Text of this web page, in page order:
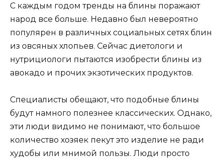
С каждым годом тренды на блины поражают
народ все больше. Недавно был невероятно
популярен в различных социальных сетях блин
из овсяных хлопьев. Сейчас диетологи и
нутрициологи пытаются изобрести блины из
авокадо и прочих экзотических продуктов.
Специалисты обещают, что подобные блины
будут намного полезнее классических. Однако,
эти люди видимо не понимают, что большое
количество хозяек пекут это изделие не ради
худобы или мнимой пользы. Люди просто